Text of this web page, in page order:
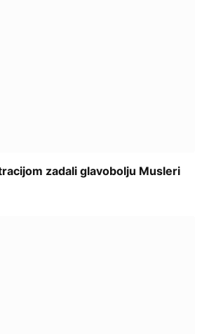
zadali glavobolju Musleri